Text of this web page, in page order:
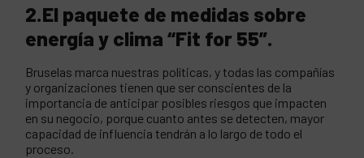
2.El paquete de medidas sobre
energía y clima “Fit for 55”.
Bruselas marca nuestras políticas, y todas las compañías
y organizaciones tienen que ser conscientes de la
importancia de anticipar posibles riesgos que impacten
en su negocio, porque cuanto antes se detecten, mayor
capacidad de influencia tendrán a lo largo de todo el
proceso.